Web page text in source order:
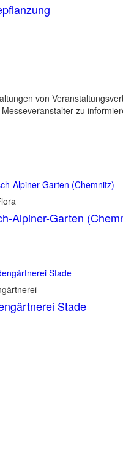
von
zu
Alpiner-Garten
Stade